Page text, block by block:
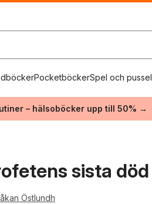
PocketböckerSpel och pussel
– hälsoböcker upp till 50% →
sista död
Östlundh